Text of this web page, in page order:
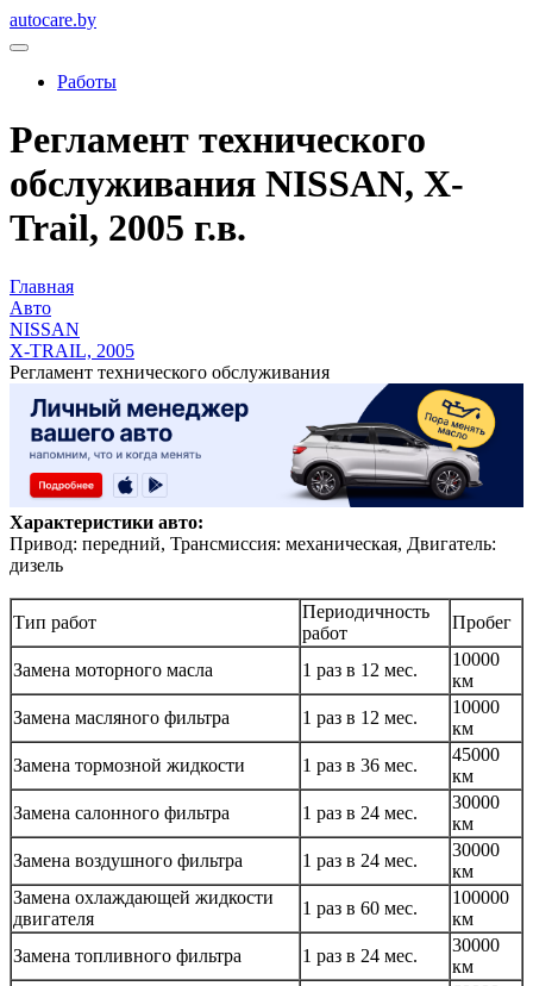
autocare.by
Работы
Регламент технического
обслуживания NISSAN, X-
Trail, 2005 г.в.
Главная
Авто
NISSAN
X-TRAIL, 2005
Регламент технического обслуживания
Характеристики авто:
Привод: передний, Трансмиссия: механическая, Двигатель:
дизель
Тип работ
Периодичность
работ
Пробег
Замена моторного масла 1 раз в 12 мес.
10000
км
Замена масляного фильтра
1 раз в 12 мес.
10000
км
Замена тормозной жидкости
1 раз в 36 мес.
45000
км
Замена салонного фильтра
1 раз в 24 мес.
30000
км
Замена воздушного фильтра
1 раз в 24 мес.
30000
км
Замена охлаждающей жидкости
двигателя
1 раз в 60 мес.
100000
км
Замена топливного фильтра
1 раз в 24 мес.
30000
км